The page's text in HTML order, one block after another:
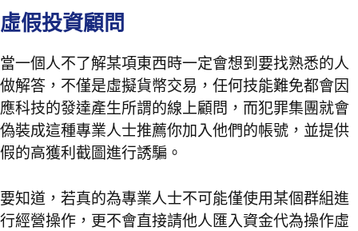
虛假投資顧問
當一個人不了解某項東西時一定會想到要找熟悉的人
做解答，不僅是虛擬貨幣交易，任何技能難免都會因
應科技的發達產生所謂的線上顧問，而犯罪集團就會
偽裝成這種專業人士推薦你加入他們的帳號，並提供
假的高獲利截圖進行誘騙。
要知道，若真的為專業人士不可能僅使用某個群組進
行經營操作，更不會直接請他人匯入資金代為操作虛